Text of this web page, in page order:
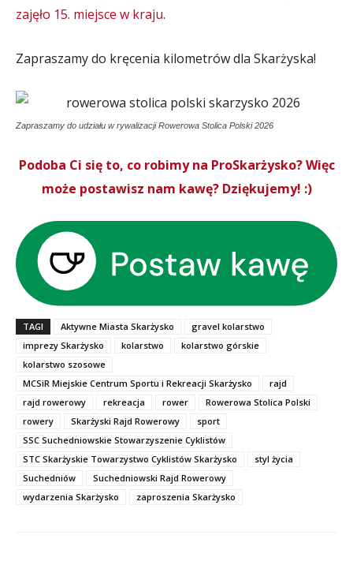
zajęło 15. miejsce w kraju.
Zapraszamy do kręcenia kilometrów dla Skarżyska!
Zapraszamy do udziału w rywalizacji Rowerowa Stolica Polski 2026
Podoba Ci się to, co robimy na ProSkarżysko? Więc
może postawisz nam kawę? Dziękujemy! :)
TAGI Aktywne Miasta Skarżysko
gravel kolarstwo
imprezy Skarżysko
kolarstwo
kolarstwo górskie
kolarstwo szosowe
MCSiR Miejskie Centrum Sportu i Rekreacji Skarżysko
rajd
rajd rowerowy
rekreacja rower
Rowerowa Stolica Polski
rowery
Skarżyski Rajd Rowerowy
sport
SSC Suchedniowskie Stowarzyszenie Cyklistów
STC Skarżyskie Towarzystwo Cyklistów Skarżysko
styl życia
Suchedniów
Suchedniowski Rajd Rowerowy
wydarzenia Skarżysko
zaproszenia Skarżysko